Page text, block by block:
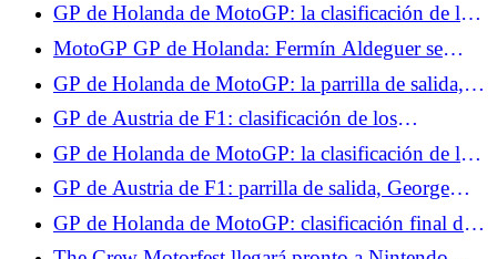
GP de Holanda de MotoGP: la clasificación de los
Libres 2, Marco Bezzecchi domina, Fabio
Quartararo a las puertas del Top 10
MotoGP GP de Holanda: Fermín Aldeguer se
retira tras una caída
GP de Holanda de MotoGP: la parrilla de salida,
Fabio Quartararo en el Top 10, las cuatro Aprilia
dominan la Q2
GP de Austria de F1: clasificación de los
entrenamientos libres 3, Georges Russell domina,
Isack Hadjar en el Top 10
GP de Holanda de MotoGP: la clasificación de la
carrera sprint, Fabio Quartararo en el Top 10, Raúl
Fernández líder
GP de Austria de F1: parrilla de salida, George
Russell supera a Leclerc y Hamilton en el último
momento, Isack Hadjar octavo
GP de Holanda de MotoGP: clasificación final de
la carrera, buen puesto para Fabio Quartararo, Ai